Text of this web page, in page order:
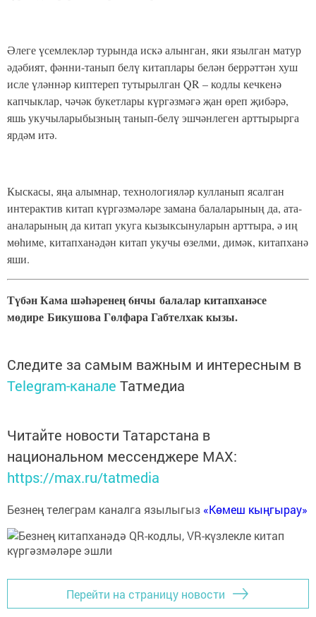
Әлеге үсемлекләр турында искә алынган, яки язылган матур
әдәбият, фәнни-танып белү китаплары белән беррәттән хуш
исле үләннәр киптереп тутырылган QR – кодлы кечкенә
капчыклар, чәчәк букетлары күргәзмәгә җан өреп җибәрә,
яшь укучыларыбызның танып-белү эшчәнлеген арттырырга
ярдәм итә.
Кыскасы, яңа алымнар, технологияләр кулланып ясалган
интерактив китап күргәзмәләре замана балаларының да, ата-
аналарының да китап укуга кызыксынуларын арттыра, ә иң
мөһиме, китапханәдән китап укучы өзелми, димәк, китапханә
яши.
Түбән Кама шәһәренең 6нчы балалар китапханәсе
мөдире Бикушова Гөлфара Габтелхак кызы.
Следите за самым важным и интересным в
Telegram-канале Татмедиа
Читайте новости Татарстана в
национальном мессенджере MАХ:
https://max.ru/tatmedia
Безнең телеграм каналга язылыгыз «Көмеш кыңгырау»
Перейти на страницу новости